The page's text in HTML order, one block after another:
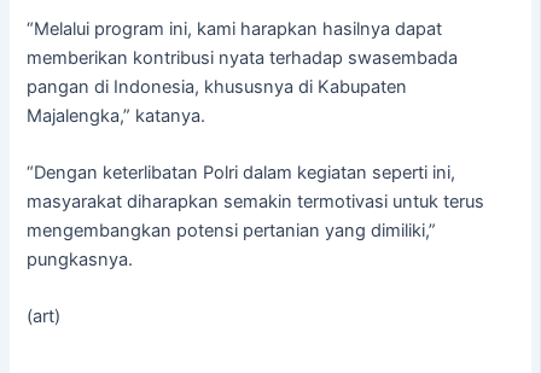
“Melalui program ini, kami harapkan hasilnya dapat
memberikan kontribusi nyata terhadap swasembada
pangan di Indonesia, khususnya di Kabupaten
Majalengka,” katanya.
“Dengan keterlibatan Polri dalam kegiatan seperti ini,
masyarakat diharapkan semakin termotivasi untuk terus
mengembangkan potensi pertanian yang dimiliki,”
pungkasnya.
(art)